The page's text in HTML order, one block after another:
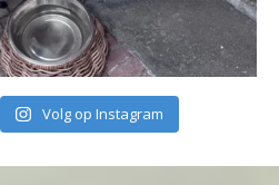
Volg op Instagram